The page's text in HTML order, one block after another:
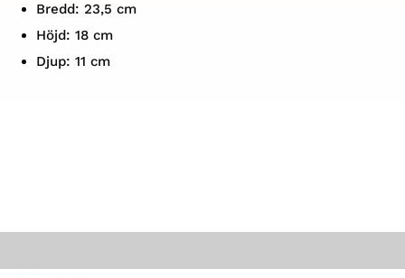
Bredd: 23,5 cm
Höjd: 18 cm
Djup: 11 cm